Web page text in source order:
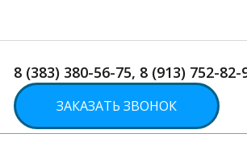
8 (383) 380-56-75, 8 (913) 752-
ЗАКАЗАТЬ ЗВОНОК